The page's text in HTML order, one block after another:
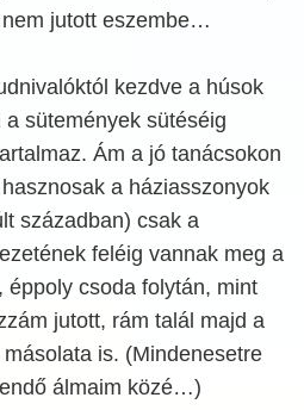
jutott eszembe…
kezdve a húsok
sütemények sütéséig
Ám a jó tanácsokon
a háziasszonyok
században) csak a
feléig vannak meg a
csoda folytán, mint
jutott, rám talál majd a
is. (Mindenesetre
álmaim közé…)